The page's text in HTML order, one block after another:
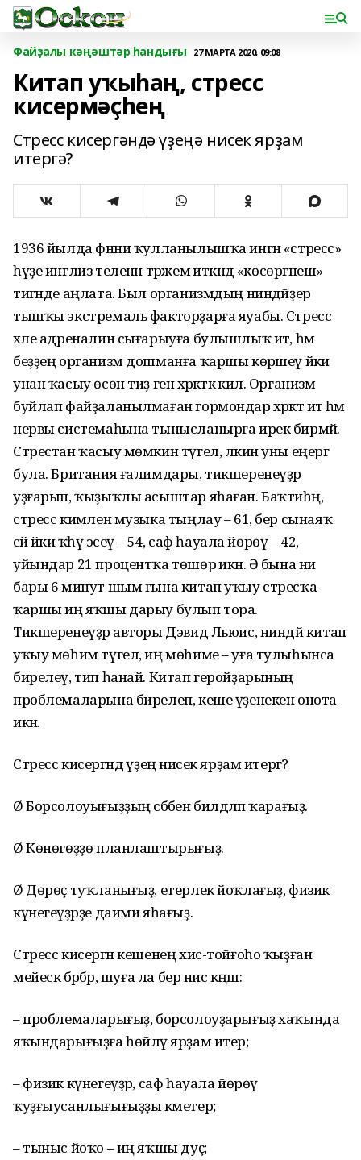
Файҙалы кәңәштәр һандығы 27 МАРТА 2020, 09:08
Китап уҡыһаң, стресс
кисермәҫһең
Стресс кисергәндә үҙеңә нисек ярҙам
итергә?
1936 йылда фәнни ҡулланылышҡа ингән «стресс»
һүҙе инглиз теленән тәржемә иткәндә «көсөргәнеш»
тигәнде аңлата. Был организмдың ниндәйҙер
тышҡы экстремаль факторҙарға яуабы. Стресс
хәле адреналин сығарыуға булышлыҡ итә, һәм
беҙҙең организм дошманға ҡаршы көрәшеү йәки
унан ҡасыу өсөн тиҙ генә хәрәкәткә килә. Организм
буйлап файҙаланылмаған гормондар хәрәкәт итә һәм
нервы системаһына тынысланырға ирек бирмәй.
Стрестан ҡасыу мөмкин түгел, ләкин уны еңергә
була. Британия ғалимдары, тикшеренеүҙәр
уҙғарып, ҡыҙыҡлы асыштар яһаған. Баҡтиһәң,
стресс кимәлен музыка тыңлау – 61, бер сынаяҡ
сәй йәки ҡәһүә эсеү – 54, саф һауала йөрөү – 42,
уйындар 21 процентҡа төшөрә икән. Ә бына ни
бары 6 минут шым ғына китап уҡыу стресҡа
ҡаршы иң яҡшы дарыу булып тора.
Тикшеренеүҙәр авторы Дэвид Льюис, ниндәй китап
уҡыу мөһим түгел, иң мөһиме – уға тулыһынса
бирелеү, тип һанай. Китап геройҙарының
проблемаларына бирелеп, кеше үҙенекен онота
икән.
Стресс кисергәндә үҙеңә нисек ярҙам итергә?
Ø Борсолоуығыҙҙың сәбәбен билдәләп ҡарағыҙ.
Ø Көнөгөҙҙө планлаштырығыҙ.
Ø Дөрөҫ туҡланығыҙ, етерлек йоҡлағыҙ, физик
күнегеүҙәрҙе даими яһағыҙ.
Стресс кисергән кешенең хис-тойғоһо ҡыҙған
мейескә бәрәбәр, шуға ла бер нисә кәңәш:
– проблемаларығыҙ, борсолоуҙарығыҙ хаҡында
яҡындарығыҙға һөйләү ярҙам итер;
– физик күнегеүҙәр, саф һауала йөрөү
ҡуҙғыусанлығығыҙҙы кәметер;
– тыныс йоҡо – иң яҡшы дуҫ;